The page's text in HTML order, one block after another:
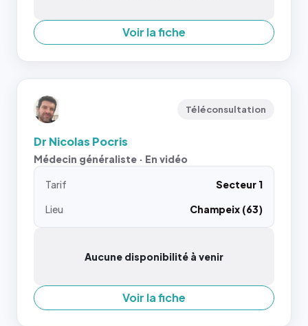
Voir la fiche
Téléconsultation
Dr Nicolas Pocris
Médecin généraliste · En vidéo
Tarif
Secteur 1
Lieu
Champeix (63)
Aucune disponibilité à venir
Voir la fiche